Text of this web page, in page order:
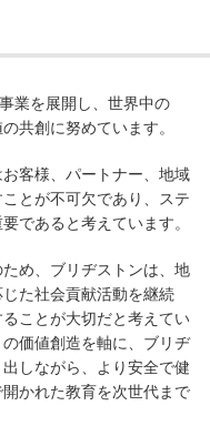
業を展開し、世界中の
共創に努めています。
客様、パートナー、地域
とが不可欠であり、ステ
であると考えています。
め、ブリヂストンは、地
た社会貢献活動を継続
ことが大切だと考えてい
価値創造を軸に、ブリヂ
しながら、より安全で健
かれた教育を次世代まで